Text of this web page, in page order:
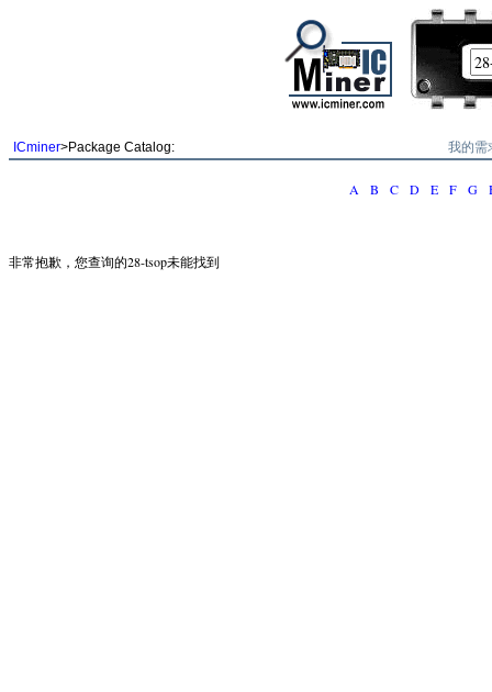
ICminer>Package Catalog: 我的需
A B C D E F G
非常抱歉，您查询的28-tsop未能找到